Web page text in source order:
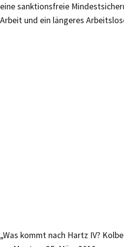
eine sanktionsfreie
Arbeit und ein längeres
„Was kommt nach Hartz IV?